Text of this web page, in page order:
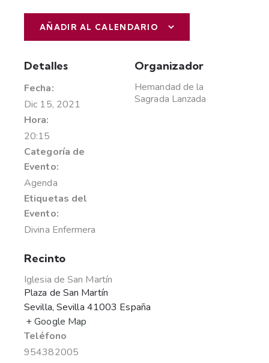
AÑADIR AL CALENDARIO
Detalles
Fecha:
Dic 15, 2021
Hora:
20:15
Categoría de
Evento:
Agenda
Etiquetas del
Evento:
Divina Enfermera
Organizador
Hemandad de la
Sagrada Lanzada
Recinto
Iglesia de San Martín
Plaza de San Martín
Sevilla, Sevilla 41003 España
+ Google Map
Teléfono
954382005